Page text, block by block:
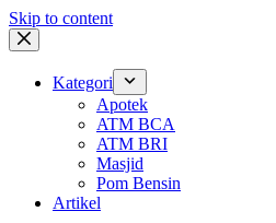
Skip to content
Kategori
Apotek
ATM BCA
ATM BRI
Masjid
Pom Bensin
Artikel